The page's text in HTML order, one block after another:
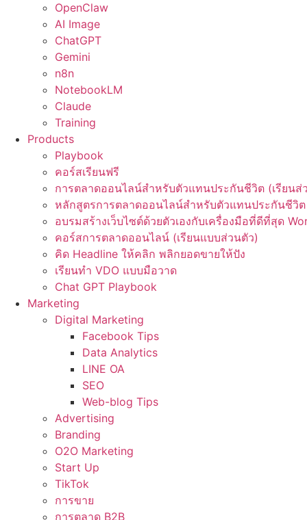
OpenClaw
AI Image
ChatGPT
Gemini
n8n
NotebookLM
Claude
Training
Products
Playbook
คอร์สเรียนฟรี
การตลาดออนไลน์สำหรับตัวแทนประกันชีวิต (เรียนส่
หลักสูตรการตลาดออนไลน์สำหรับตัวแทนประกันชีวิ
อบรมสร้างเว็บไซต์ด้วยตัวเองกับเครื่องมือที่ดีที่สุด
คอร์สการตลาดออนไลน์ (เรียนแบบส่วนตัว)
คิด Headline ให้คลิก พลิกยอดขายให้ปัง
เรียนทำ VDO แบบมือวาด
Chat GPT Playbook
Marketing
Digital Marketing
Facebook Tips
Data Analytics
LINE OA
SEO
Web-blog Tips
Advertising
Branding
O2O Marketing
Start Up
TikTok
การขาย
การตลาด B2B